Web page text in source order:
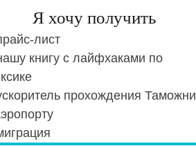
Я хочу получить
лист
книгу с лайфхаками по
прохождения Таможни